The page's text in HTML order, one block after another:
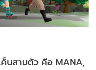
นสามตัว คือ MANA,